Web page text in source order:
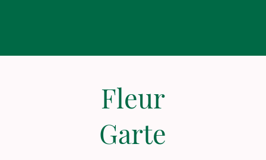
Fleur
Garte